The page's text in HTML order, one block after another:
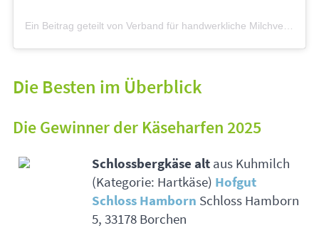
Ein Beitrag geteilt von Verband für handwerkliche Milchverarbeitung (
Die Besten im Überblick
Die Gewinner der Käseharfen 2025
Schlossbergkäse alt aus Kuhmilch
(Kategorie: Hartkäse) Hofgut
Schloss Hamborn Schloss Hamborn
5, 33178 Borchen